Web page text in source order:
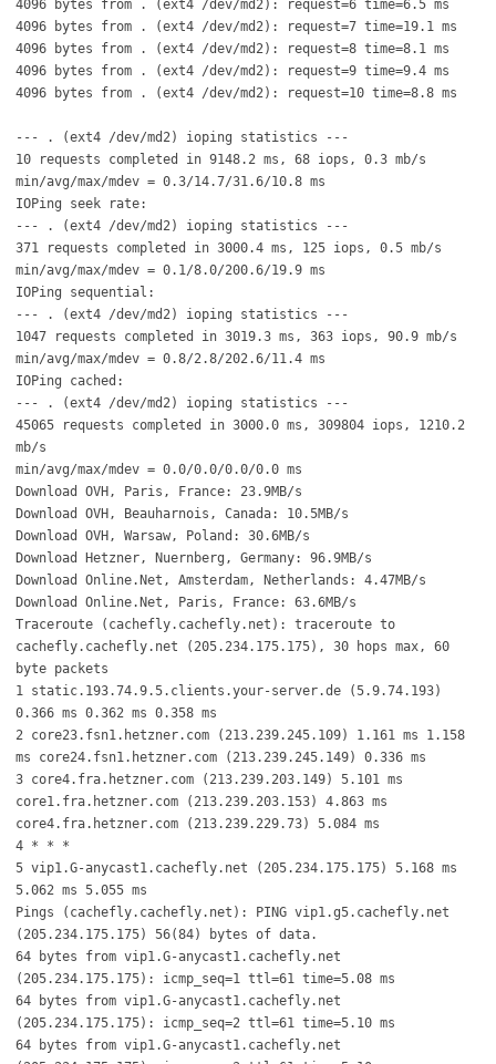
4096 bytes from . (ext4 /dev/md2): request=6 time=6.5 ms
4096 bytes from . (ext4 /dev/md2): request=7 time=19.1 ms
4096 bytes from . (ext4 /dev/md2): request=8 time=8.1 ms
4096 bytes from . (ext4 /dev/md2): request=9 time=9.4 ms
4096 bytes from . (ext4 /dev/md2): request=10 time=8.8 ms
--- . (ext4 /dev/md2) ioping statistics ---
10 requests completed in 9148.2 ms, 68 iops, 0.3 mb/s
min/avg/max/mdev = 0.3/14.7/31.6/10.8 ms
IOPing seek rate:
--- . (ext4 /dev/md2) ioping statistics ---
371 requests completed in 3000.4 ms, 125 iops, 0.5 mb/s
min/avg/max/mdev = 0.1/8.0/200.6/19.9 ms
IOPing sequential:
--- . (ext4 /dev/md2) ioping statistics ---
1047 requests completed in 3019.3 ms, 363 iops, 90.9 mb/s
min/avg/max/mdev = 0.8/2.8/202.6/11.4 ms
IOPing cached:
--- . (ext4 /dev/md2) ioping statistics ---
45065 requests completed in 3000.0 ms, 309804 iops, 1210.2
mb/s
min/avg/max/mdev = 0.0/0.0/0.0/0.0 ms
Download OVH, Paris, France: 23.9MB/s
Download OVH, Beauharnois, Canada: 10.5MB/s
Download OVH, Warsaw, Poland: 30.6MB/s
Download Hetzner, Nuernberg, Germany: 96.9MB/s
Download Online.Net, Amsterdam, Netherlands: 4.47MB/s
Download Online.Net, Paris, France: 63.6MB/s
Traceroute (cachefly.cachefly.net): traceroute to
cachefly.cachefly.net (205.234.175.175), 30 hops max, 60
byte packets
1 static.193.74.9.5.clients.your-server.de (5.9.74.193)
0.366 ms 0.362 ms 0.358 ms
2 core23.fsn1.hetzner.com (213.239.245.109) 1.161 ms 1.158
ms core24.fsn1.hetzner.com (213.239.245.149) 0.336 ms
3 core4.fra.hetzner.com (213.239.203.149) 5.101 ms
core1.fra.hetzner.com (213.239.203.153) 4.863 ms
core4.fra.hetzner.com (213.239.229.73) 5.084 ms
4 * * *
5 vip1.G-anycast1.cachefly.net (205.234.175.175) 5.168 ms
5.062 ms 5.055 ms
Pings (cachefly.cachefly.net): PING vip1.g5.cachefly.net
(205.234.175.175) 56(84) bytes of data.
64 bytes from vip1.G-anycast1.cachefly.net
(205.234.175.175): icmp_seq=1 ttl=61 time=5.08 ms
64 bytes from vip1.G-anycast1.cachefly.net
(205.234.175.175): icmp_seq=2 ttl=61 time=5.10 ms
64 bytes from vip1.G-anycast1.cachefly.net